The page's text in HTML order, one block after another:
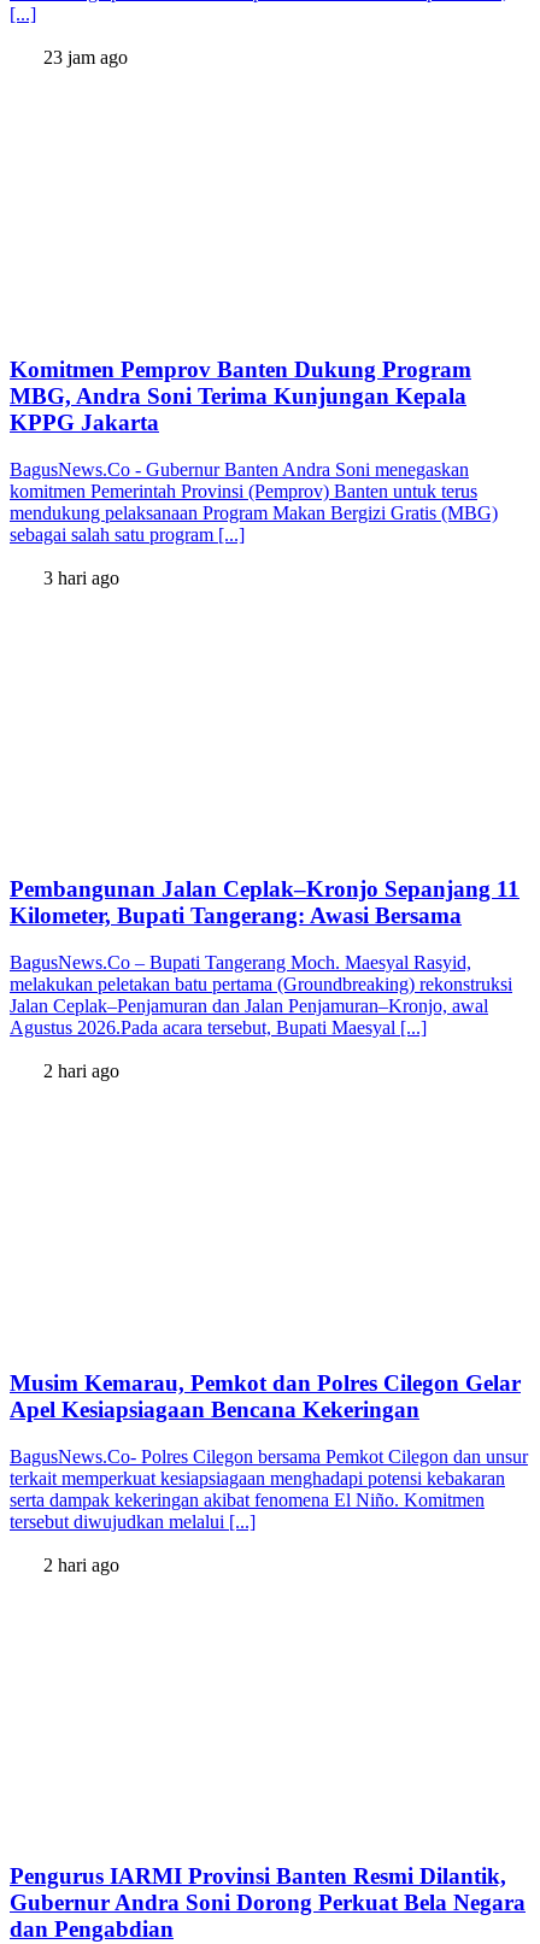
[...]
23 jam ago
Komitmen Pemprov Banten Dukung Program
MBG, Andra Soni Terima Kunjungan Kepala
KPPG Jakarta
BagusNews.Co - Gubernur Banten Andra Soni menegaskan
komitmen Pemerintah Provinsi (Pemprov) Banten untuk terus
mendukung pelaksanaan Program Makan Bergizi Gratis (MBG)
sebagai salah satu program [...]
3 hari ago
Pembangunan Jalan Ceplak–Kronjo Sepanjang 11
Kilometer, Bupati Tangerang: Awasi Bersama
BagusNews.Co – Bupati Tangerang Moch. Maesyal Rasyid,
melakukan peletakan batu pertama (Groundbreaking) rekonstruksi
Jalan Ceplak–Penjamuran dan Jalan Penjamuran–Kronjo, awal
Agustus 2026.Pada acara tersebut, Bupati Maesyal [...]
2 hari ago
Musim Kemarau, Pemkot dan Polres Cilegon Gelar
Apel Kesiapsiagaan Bencana Kekeringan
BagusNews.Co- Polres Cilegon bersama Pemkot Cilegon dan unsur
terkait memperkuat kesiapsiagaan menghadapi potensi kebakaran
serta dampak kekeringan akibat fenomena El Niño. Komitmen
tersebut diwujudkan melalui [...]
2 hari ago
Pengurus IARMI Provinsi Banten Resmi Dilantik,
Gubernur Andra Soni Dorong Perkuat Bela Negara
dan Pengabdian